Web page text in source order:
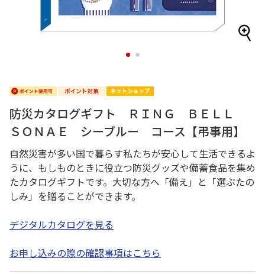
1 2
防災カタログギフト ＲＩＮＧ ＢＥＬＬ
ＳＯＮＡＥ シーブルー コース【弔事用】
自然災害が多い国で暮らす私たちが安心して生活できるよ
うに、もしものときに役立つ防災グッズや備蓄食品を集め
たカタログギフトです。大切な方へ「備え」と「選ぶたの
しみ」を贈ることができます。
デジタルカタログを見る
お申し込みの際の確認事項はこちら